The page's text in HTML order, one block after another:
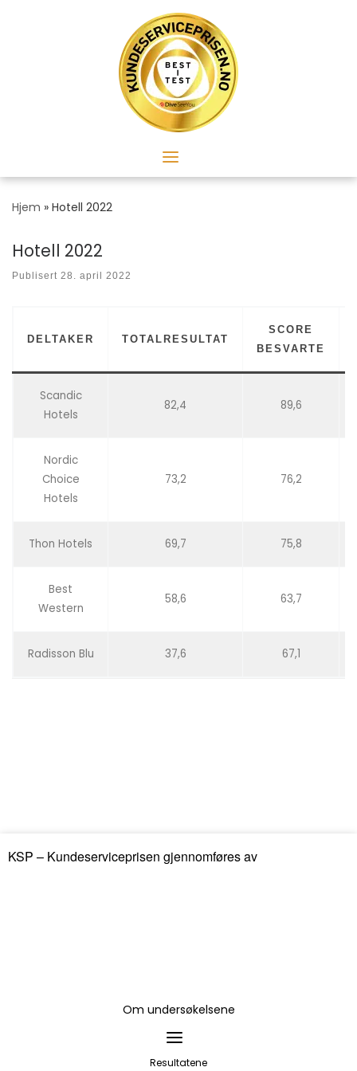
Hjem » Hotell 2022
Hotell 2022
Publisert 28. april 2022
DELTAKER TOTALRESULTAT
SCORE
BESVARTE
Scandic
Hotels
82,4 89,6
Nordic
Choice
Hotels
73,2 76,2
Thon Hotels 69,7 75,8
Best
Western
58,6 63,7
Radisson Blu 37,6 67,1
KSP – Kundeserviceprisen gjennomføres av
Om undersøkelsene
Resultatene